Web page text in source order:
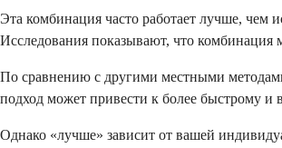
Эта комбинация часто работает лучше, чем
Исследования показывают, что комбинация
По сравнению с другими местными
подход может привести к более быстрому
Однако «лучше» зависит от вашей